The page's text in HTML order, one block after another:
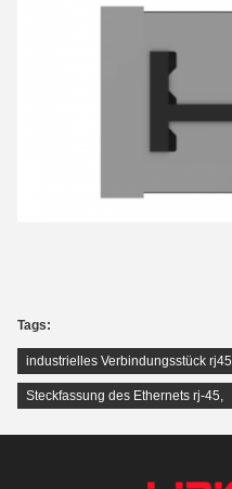
Tags:
industrielles Verbindungsstück rj45
Steckfassung des Ethernets rj-45,